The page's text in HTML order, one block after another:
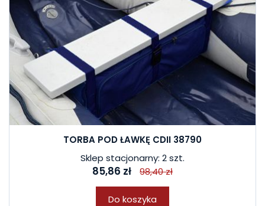
TORBA POD ŁAWKĘ CDII 38790
Sklep stacjonarny: 2 szt.
85,86 zł 98,40 zł
Do koszyka